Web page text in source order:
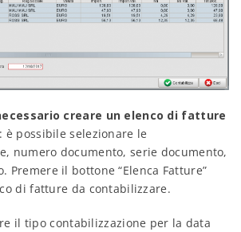
creare un elenco di fatture
: è possibile selezionare le
numero documento, serie documento,
Premere il bottone “Elenca Fatture”
di fatture da contabilizzare.
il tipo contabilizzazione per la data